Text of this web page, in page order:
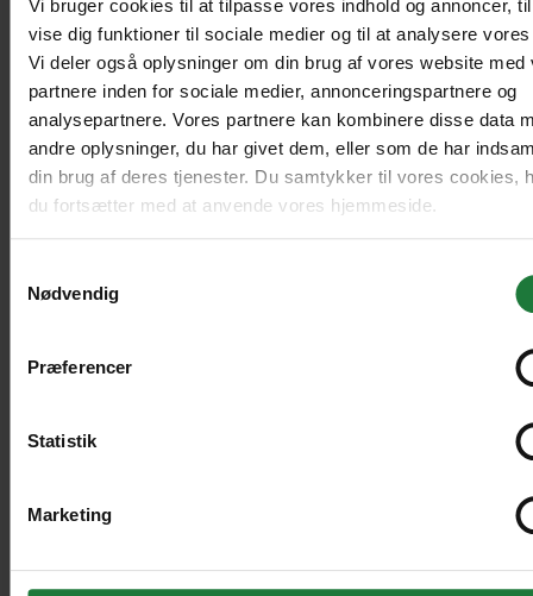
Vi bruger cookies til at tilpasse vores indhold og annoncer,
vise dig funktioner til sociale medier og til at analysere
Vi deler også oplysninger om din brug af vores website med
partnere inden for sociale medier, annonceringspartnere og
analysepartnere. Vores partnere kan kombinere disse data
andre oplysninger, du har givet dem, eller som de har
din brug af deres tjenester. Du samtykker til vores cookies,
du fortsætter med at anvende vores hjemmeside.
Nødvendig
Præferencer
Statistik
Marketing
Pling Kombi
Danske magasiner
Ofte stillede spørgsmål
Handelsbetingelser
Tillgænglighed
Ring til os